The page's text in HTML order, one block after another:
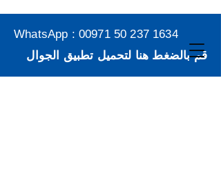
WhatsApp : 00971 50 237 1634
قم بالضغط هنا لتحميل تطبيق الجوال